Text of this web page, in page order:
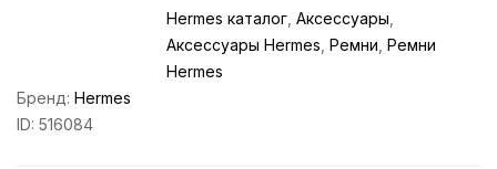
Hermes каталог Аксессуары
Аксессуары Hermes Ремни Ремни
Hermes
Бренд: Hermes
ID: 516084